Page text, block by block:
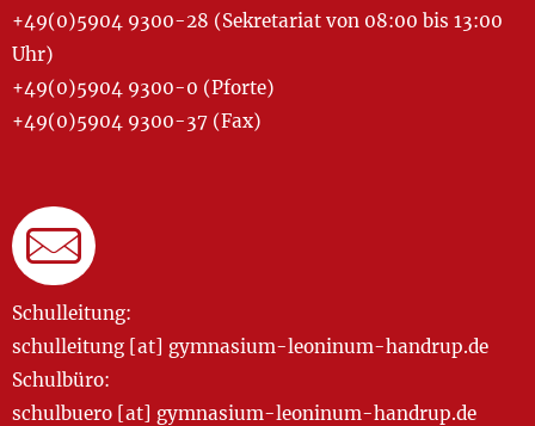
+49(0)5904 9300-28 (Sekretariat von 08:00 bis 13:00
Uhr)
+49(0)5904 9300-0 (Pforte)
+49(0)5904 9300-37 (Fax)
Schulleitung:
schulleitung [at] gymnasium-leoninum-handrup.de
Schulbüro:
schulbuero [at] gymnasium-leoninum-handrup.de